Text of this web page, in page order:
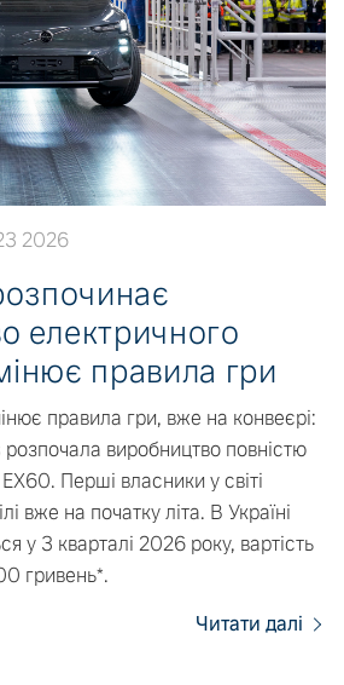
2026
електричного
правила гри
правила гри, вже на конвеєрі:
розпочала виробництво повністю
Перші власники у світі
вже на початку літа. В Україні
у 3 кварталі 2026 року, вартість
гривень*.
Читати далі